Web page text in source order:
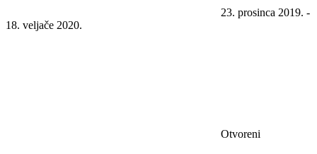
23. prosinca 2019. -
18. veljače 2020.
Otvoreni